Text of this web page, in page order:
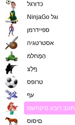
כדורגל
NinjaGo וגל
ספיידרמן
אסטרטגיה
הָמָחלִמ
ףָלַצ
טרופס
עף
תונב רובע םיקחשמ
םיסוס